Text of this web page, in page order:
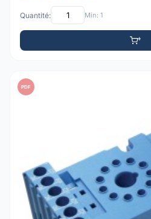
Quantité: Min: 1
PDF